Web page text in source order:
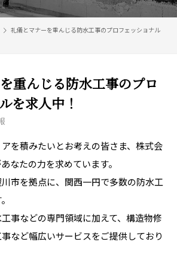
礼儀とマナーを重んじる防水工事のプロフェッショナル
重んじる防水工事のプロ
を求人中！
を積みたいとお考えの皆さま、株式会
なたの力を求めています。
市を拠点に、関西一円で多数の防水工
事などの専門領域に加えて、構造物修
など幅広いサービスをご提供しており